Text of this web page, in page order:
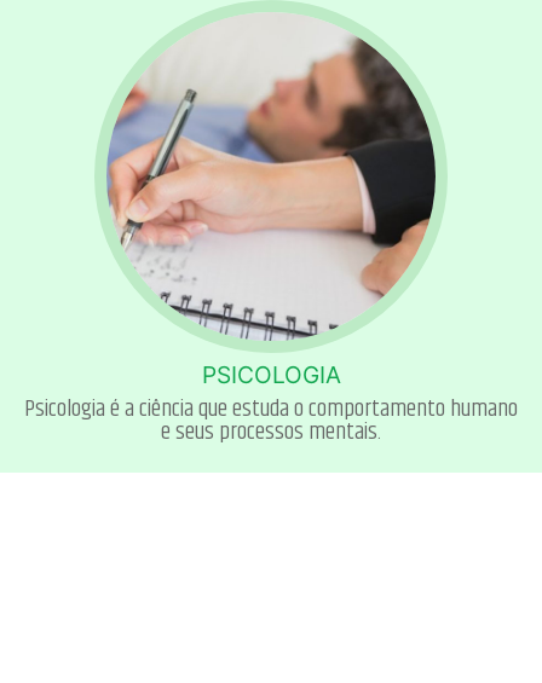
PSICOLOGIA
Psicologia é a ciência que estuda o comportamento humano
e seus processos mentais.